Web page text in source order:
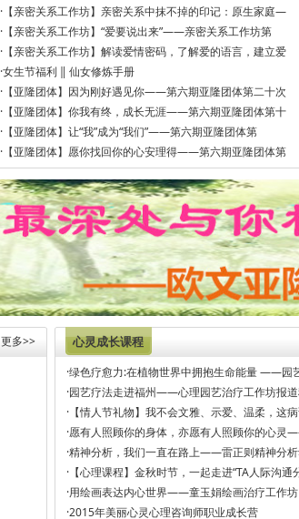
· 【亲密关系工作坊】亲密关系中抹不掉的印记：原生家庭—
· 【亲密关系工作坊】“爱要说出来”——亲密关系工作坊第
· 【亲密关系工作坊】解读爱情密码，了解爱的语言，建立爱
·女生节福利 ‖ 仙女修炼手册
· 【亚隆团体】因为刚好遇见你——第六期亚隆团体第二十次
· 【亚隆团体】你我有终，成长无涯——第六期亚隆团体第十
· 【亚隆团体】让“我”成为“我们”——第六期亚隆团体第
· 【亚隆团体】愿你找回你的心安理得——第六期亚隆团体第
更多>>
心灵成长课程
·绿色疗愈力:在植物世界中拥抱生命能量 ——园
·园艺疗法走进福州——心理园艺治疗工作坊报
· 【情人节礼物】我不会文雅、示爱、温柔，这
·愿有人照顾你的身体，亦愿有人照顾你的心灵
·精神分析，我们一直在路上——雷正则精神分
· 【心理课程】金秋时节，一起走进“TA人际沟通
·用绘画表达内心世界——童玉娟绘画治疗工作坊
·2015年美丽心灵心理咨询师职业成长营